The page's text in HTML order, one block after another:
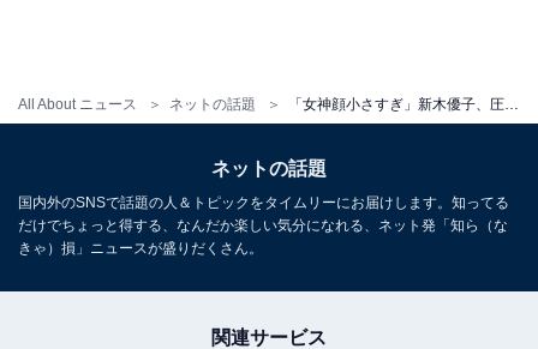
All About ニュース ネットの話題 「女神顔小さすぎ」新木優子、圧巻スタイルの全身ショット公開！ 「本当にスタイル良くて羨ましい」
ネットの話題
国内外のSNSで話題の人＆トピックをタイムリーにお届けします。知ってる
だけでちょっと得する、なんだか楽しい気分になれる、ネット発「知ら（な
きゃ）損」ニュースが盛りだくさん。
関連サービス